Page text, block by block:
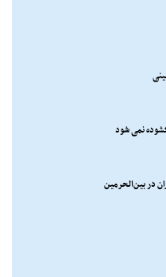
نمی شود
در بین‌الحرمین